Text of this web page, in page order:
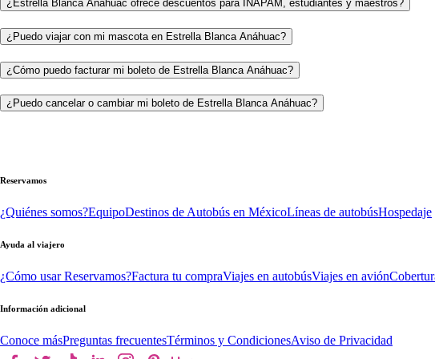
¿Estrella Blanca Anáhuac ofrece descuentos para INAPAM, estudiantes y maestros?
¿Puedo viajar con mi mascota en Estrella Blanca Anáhuac?
¿Cómo puedo facturar mi boleto de Estrella Blanca Anáhuac?
¿Puedo cancelar o cambiar mi boleto de Estrella Blanca Anáhuac?
Reservamos
¿Quiénes somos?EquipoDestinos de Autobús en MéxicoLíneas de autobúsHospedaje
Ayuda al viajero
¿Cómo usar Reservamos?Factura tu compraViajes en autobúsViajes en avión
Información adicional
Conoce másPreguntas frecuentesTérminos y CondicionesAviso de Privacidad